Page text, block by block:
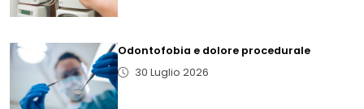
Odontofobia e dolore procedurale
30 Luglio 2026